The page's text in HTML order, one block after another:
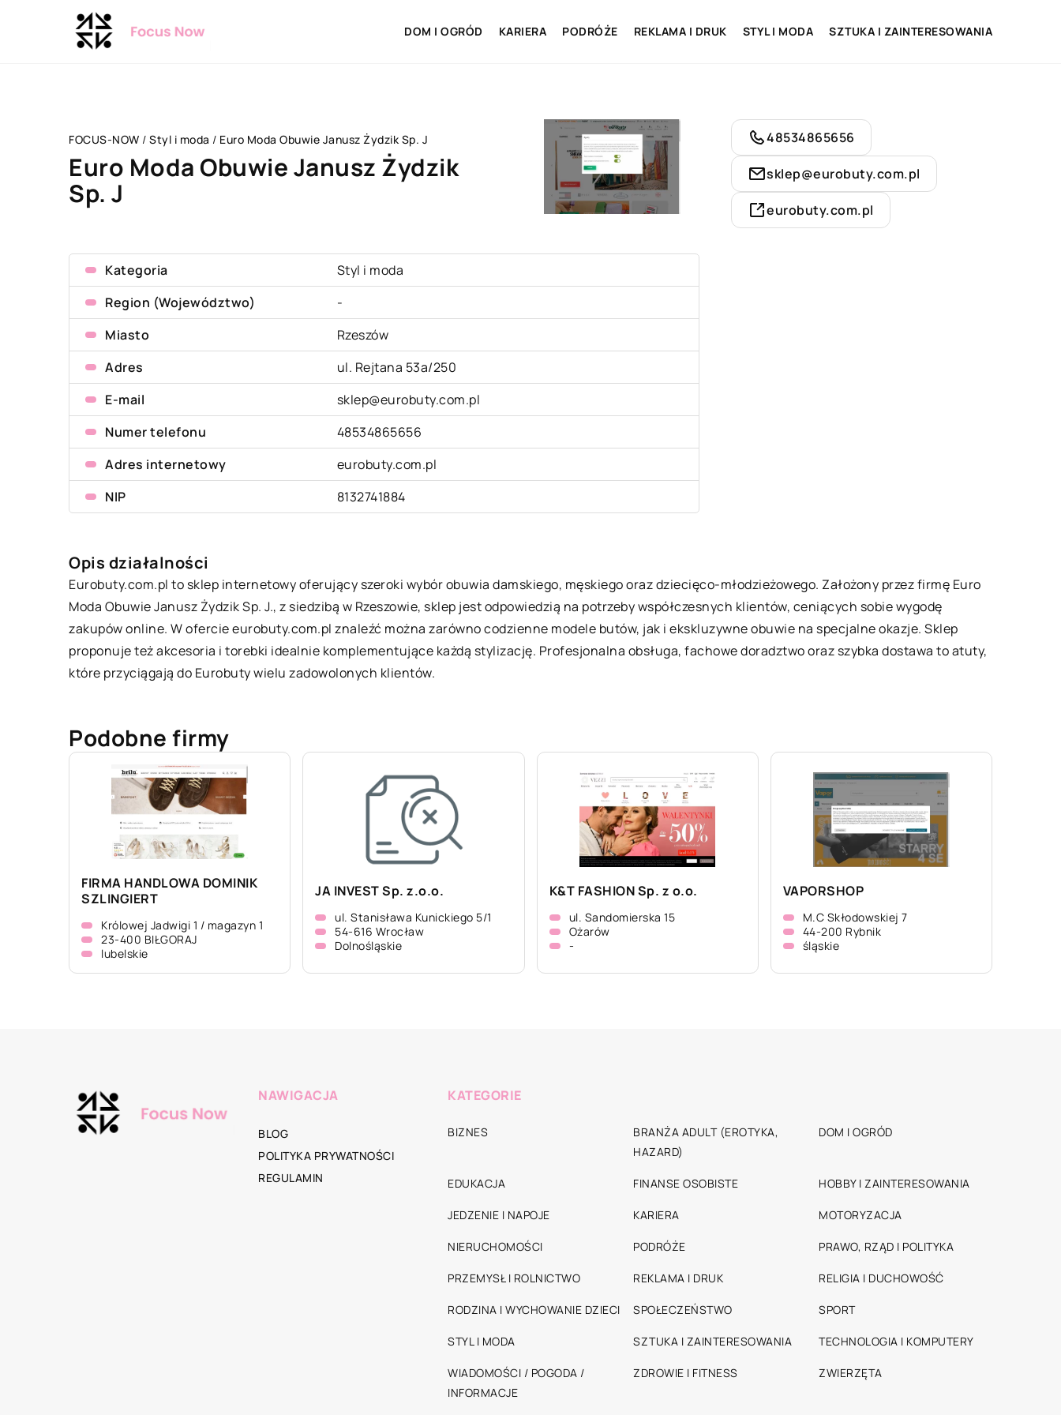
DOM I OGRÓD KARIERA PODRÓŻE REKLAMA I DRUK STYL I MODA SZTUKA I ZAINTERESOWANIA
FOCUS-NOW / Styl i moda / Euro Moda Obuwie Janusz Żydzik Sp. J
Euro Moda Obuwie Janusz Żydzik
Sp. J
Kategoria
Styl i moda
Region (Województwo)
-
Miasto
Rzeszów
Adres
ul. Rejtana 53a/250
E-mail
sklep@eurobuty.com.pl
Numer telefonu
48534865656
Adres internetowy
eurobuty.com.pl
NIP
8132741884
48534865656
sklep@eurobuty.com.pl
eurobuty.com.pl
Opis działalności
Eurobuty.com.pl to sklep internetowy oferujący szeroki wybór obuwia damskiego, męskiego oraz dziecięco-młodzieżowego. Założony przez firmę Euro
Moda Obuwie Janusz Żydzik Sp. J., z siedzibą w Rzeszowie, sklep jest odpowiedzią na potrzeby współczesnych klientów, ceniących sobie wygodę
zakupów online. W ofercie eurobuty.com.pl znaleźć można zarówno codzienne modele butów, jak i ekskluzywne obuwie na specjalne okazje. Sklep
proponuje też akcesoria i torebki idealnie komplementujące każdą stylizację. Profesjonalna obsługa, fachowe doradztwo oraz szybka dostawa to atuty,
które przyciągają do Eurobuty wielu zadowolonych klientów.
Podobne firmy
FIRMA HANDLOWA DOMINIK
SZLINGIERT
Królowej Jadwigi 1 / magazyn 1
23-400 BIŁGORAJ
lubelskie
JA INVEST Sp. z.o.o.
ul. Stanisława Kunickiego 5/1
54-616 Wrocław
Dolnośląskie
K&T FASHION Sp. z o.o.
ul. Sandomierska 15
Ożarów
-
VAPORSHOP
M.C Skłodowskiej 7
44-200 Rybnik
śląskie
NAWIGACJA
BLOG
POLITYKA PRYWATNOŚCI
REGULAMIN
KATEGORIE
BIZNES
BRANŻA ADULT (EROTYKA,
HAZARD)
DOM I OGRÓD
EDUKACJA FINANSE OSOBISTE HOBBY I ZAINTERESOWANIA
JEDZENIE I NAPOJE KARIERA MOTORYZACJA
NIERUCHOMOŚCI PODRÓŻE PRAWO, RZĄD I POLITYKA
PRZEMYSŁ I ROLNICTWO REKLAMA I DRUK RELIGIA I DUCHOWOŚĆ
RODZINA I WYCHOWANIE DZIECI SPOŁECZEŃSTWO SPORT
STYL I MODA SZTUKA I ZAINTERESOWANIA TECHNOLOGIA I KOMPUTERY
WIADOMOŚCI / POGODA /
INFORMACJE
ZDROWIE I FITNESS ZWIERZĘTA